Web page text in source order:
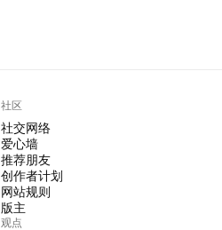
社区
社交网络
爱心墙
推荐朋友
创作者计划
网站规则
版主
观点